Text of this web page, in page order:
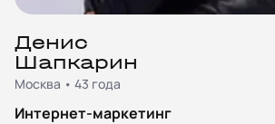
Денис
Шапкарин
Москва • 43 года
Интернет-маркетинг